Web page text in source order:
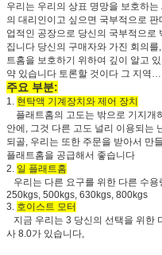
우리는 우리의 상표 명망을 보호하
의 대리인이고 싶으면 국부적으로
업적인 공장으로 당신의 국부적으로
집니다 당신의 구매자와 가진 회의
트홈을 보호하기 위하여 깊이 알고
약 있습니다 토론할 것이다 그 지역
주요 부분:
1. 현탁액 기계장치와 제어 장치
플래트홈의 고도는 밖으로 기지개
안에, 그것 다른 고도 널리 이용되는
되골, 우리는 또한 주문을 받아서 만
플래트홈을 공급해서 좋습니다
2. 일 플래트홈
우리는 다른 요구를 위한 다른 수
250kgs, 500kgs, 630kgs, 800kgs
3. 호이스트 모터
지금 우리는 3 당신의 선택을 위한
사 8.0가 있습니다,